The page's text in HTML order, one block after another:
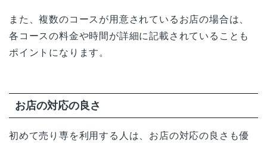
また、複数のコースが用意されているお店の場合は、
各コースの料金や時間が詳細に記載されていることも
ポイントになります。
お店の対応の良さ
初めて売り専を利用する人は、お店の対応の良さも優